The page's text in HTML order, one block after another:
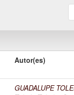
Autor(es)
GUADALUPE